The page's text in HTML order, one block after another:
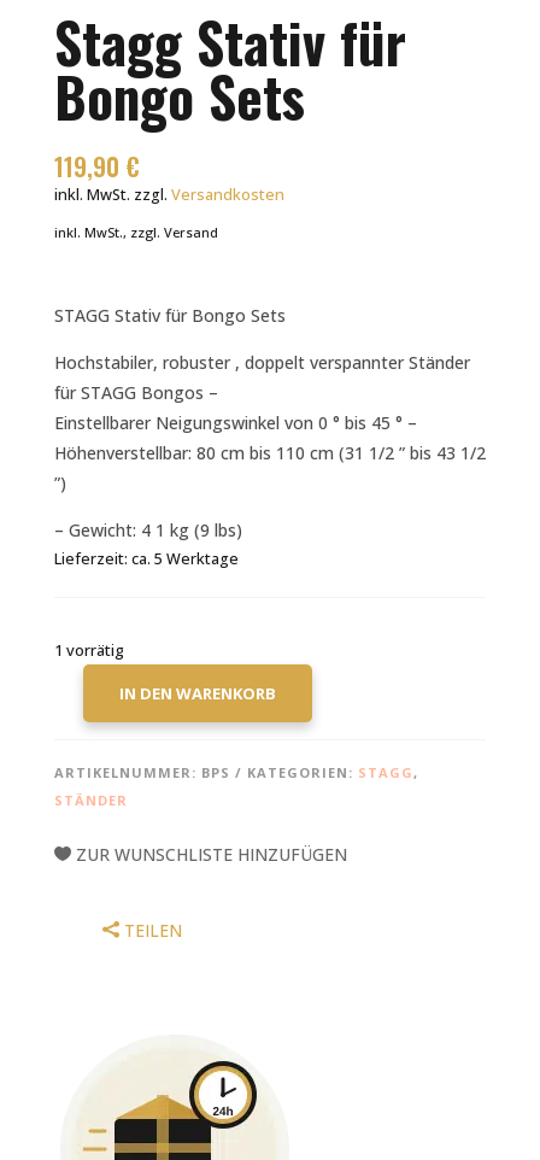
Stagg Stativ für
Bongo Sets
119,90 €
inkl. MwSt. zzgl. Versandkosten
inkl. MwSt., zzgl. Versand
STAGG Stativ für Bongo Sets
Hochstabiler, robuster , doppelt verspannter Ständer
für STAGG Bongos –
Einstellbarer Neigungswinkel von 0 ° bis 45 ° –
Höhenverstellbar: 80 cm bis 110 cm (31 1/2 ” bis 43 1/2
”)
– Gewicht: 4 1 kg (9 lbs)
Lieferzeit: ca. 5 Werktage
1 vorrätig
STATIV
BONGO
MENGE
IN DEN WARENKORB
ARTIKELNUMMER: BPS KATEGORIEN: STAGG,
STÄNDER
ZUR WUNSCHLISTE HINZUFÜGEN
TEILEN